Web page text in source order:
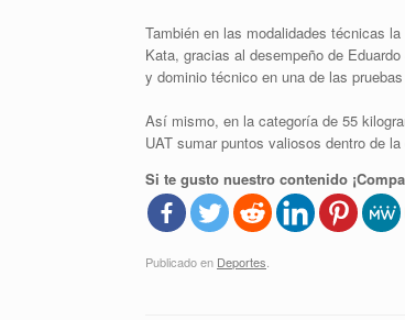
También en las modalidades técnicas
Kata, gracias al desempeño de
y dominio técnico en una de las
Así mismo, en la categoría de 55
UAT sumar puntos valiosos dentro de
Si te gusto nuestro contenido
Publicado en Deportes